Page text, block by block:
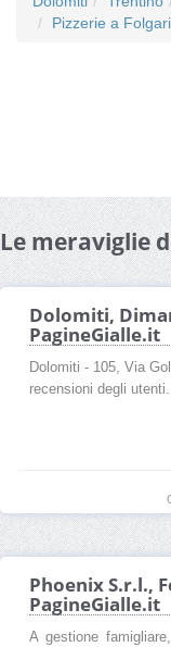
Pizzerie a
Le meraviglie
Dolomiti,
PagineGialle.it
Dolomiti - 105, Via
recensioni degli utenti.
Phoenix S.r.l.,
PagineGialle.it
A gestione